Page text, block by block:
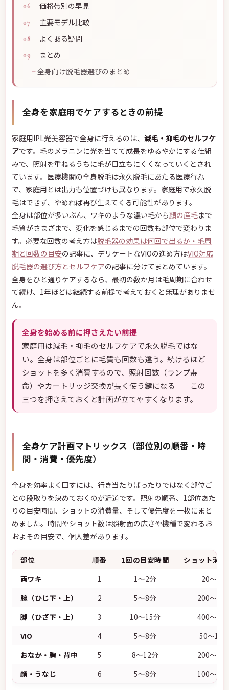
価格帯別の早見
主要モデル比較
よくある疑問
まとめ
全身向け脱毛器選びのまとめ
全身を家庭用でケアするときの前提
家庭用IPL光美容器で全身に行えるのは、 減毛・抑毛のセルフケ
アです。毛のメラニンに光を当てて成長をゆるやかにする仕組
みで、照射を重ねるうちに毛が目立ちにくくなっていくとされ
ています。医療機関の全身脱毛は永久脱毛にあたる医療行為
で、家庭用とは出力も位置づけも異なります。家庭用で永久脱
毛はできず、やめれば再び生えてくる可能性があります。
全身は部位が多いぶん、ワキのような濃い毛から顔の産毛まで
毛質がさまざまで、変化を感じるまでの回数も部位で変わりま
す。必要な回数の考え方は脱毛器の効果は何回で出るか・毛周
期と回数の目安の記事に、デリケートなVIOの進め方はVIO対応
脱毛器の選び方とセルフケアの記事に分けてまとめています。
全身をひと通りケアするなら、最初の数か月は毛周期に合わせ
て続け、1年ほどは継続する前提で考えておくと無理がありませ
ん。
全身を始める前に押さえたい前提
家庭用は減毛・抑毛のセルフケアで永久脱毛ではな
い。全身は部位ごとに毛質も回数も違う。続けるほど
ショットを多く消費するので、照射回数（ランプ寿
命）やカートリッジ交換が長く使う鍵になる——この
三つを押さえておくと計画が立てやすくなります。
全身ケア計画マトリックス（部位別の順番・時
間・消費・優先度）
全身を効率よく回すには、行き当たりばったりではなく部位ご
との段取りを決めておくのが近道です。照射の順番、1部位あた
りの目安時間、ショットの消費量、そして優先度を一枚にまと
めました。時間やショット数は照射面の広さや機種で変わるお
およその目安で、個人差があります。
部位 順番 1回の目安時間
ショット消
両ワキ
1 1〜2分
20〜40
腕（ひじ下・上）
2 5〜8分
200〜
脚（ひざ下・上）
3 10〜15分
400〜
VIO
4 5〜8分
50〜100
おなか・胸・背中
5 8〜12分
200〜
顔・うなじ
6 5〜8分 100〜